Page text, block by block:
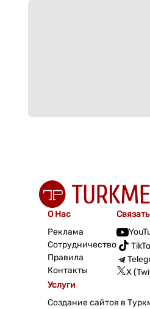
О Нас
Реклама
Сотрудничество
Правила
Контакты
X
Услуги
Создание сайтов в